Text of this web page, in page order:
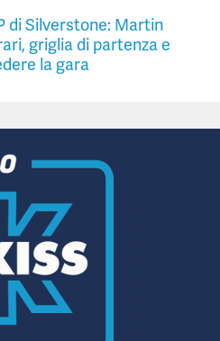
di Silverstone: Martin
griglia di partenza e
la gara